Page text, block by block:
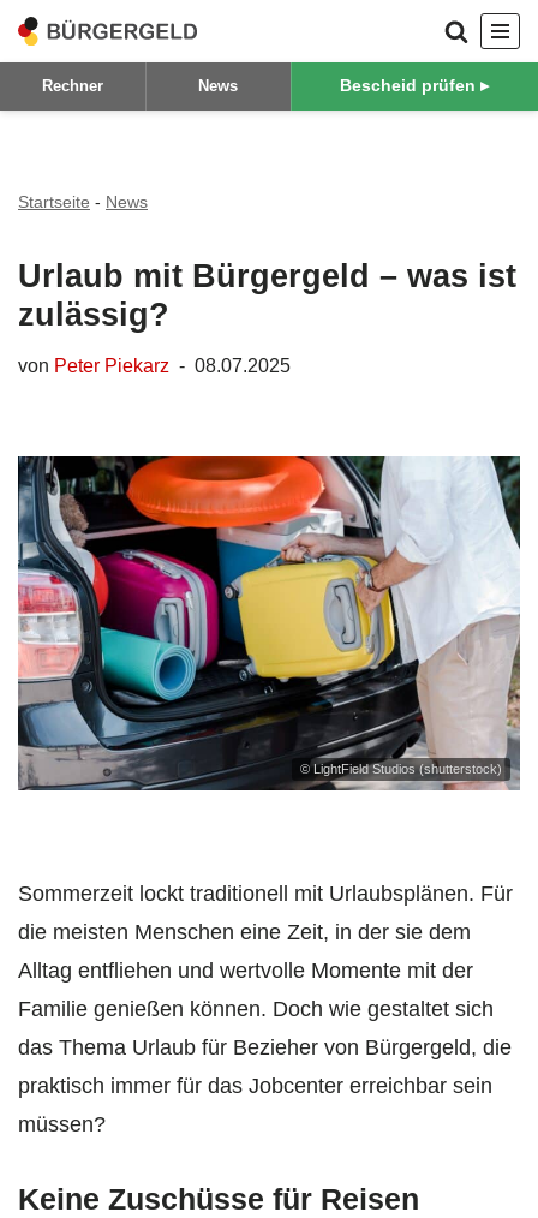
Zum
Inhalt
Rechner News Bescheid prüfen ▸
Startseite - News
Urlaub mit Bürgergeld – was ist
zulässig?
von Peter Piekarz 08.07.2025
© LightField Studios (shutterstock)
Sommerzeit lockt traditionell mit Urlaubsplänen. Für
die meisten Menschen eine Zeit, in der sie dem
Alltag entfliehen und wertvolle Momente mit der
Familie genießen können. Doch wie gestaltet sich
das Thema Urlaub für Bezieher von Bürgergeld, die
praktisch immer für das Jobcenter erreichbar sein
müssen?
Keine Zuschüsse für Reisen